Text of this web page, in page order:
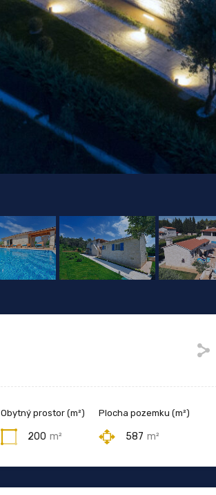
Obytný prostor (m²)
200 m²
Plocha pozemku (m²)
587 m²